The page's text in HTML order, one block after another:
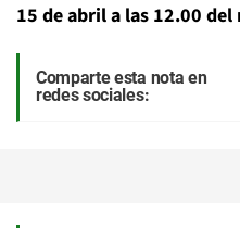
15 de abril a las 12.00
Comparte esta nota en
redes sociales: